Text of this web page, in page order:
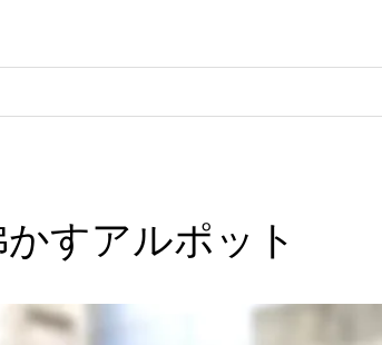
すアルポット